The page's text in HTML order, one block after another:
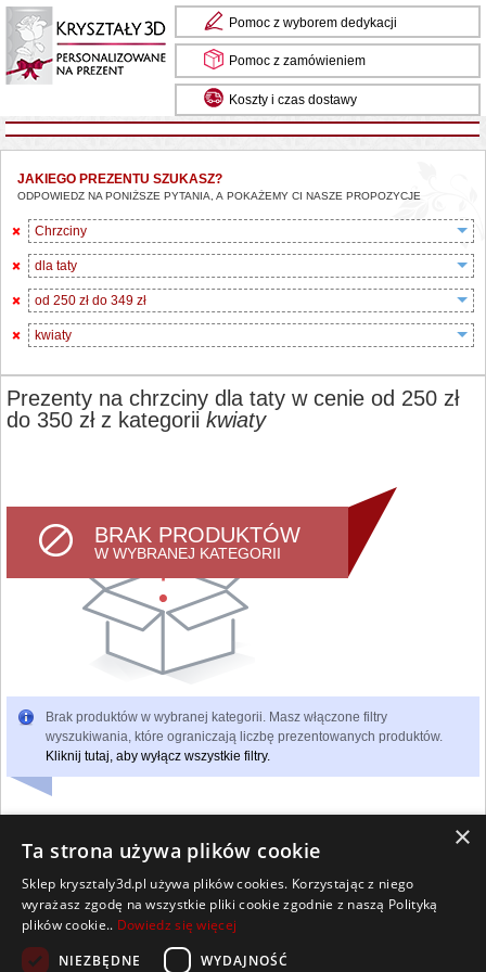
Pomoc z wyborem dedykacji
Pomoc z zamówieniem
Koszty i czas dostawy
JAKIEGO PREZENTU SZUKASZ?
ODPOWIEDZ NA PONIŻSZE PYTANIA, A POKAŻEMY CI NASZE PROPOZYCJE
Chrzciny
dla taty
od 250 zł do 349 zł
kwiaty
Prezenty na chrzciny dla taty w cenie od 250 zł
do 350 zł z kategorii kwiaty
BRAK PRODUKTÓW
W WYBRANEJ KATEGORII
Brak produktów w wybranej kategorii. Masz włączone filtry
wyszukiwania, które ograniczają liczbę prezentowanych produktów.
Kliknij tutaj, aby wyłącz wszystkie filtry.
Wszelkie prawa zastrzeżone
Kontakt Współpraca Regulamin
Pomoc Strona główna
×
Ta strona używa plików cookie
Sklep krysztaly3d.pl używa plików cookies. Korzystając z niego
wyrażasz zgodę na wszystkie pliki cookie zgodnie z naszą Polityką
plików cookie.. Dowiedz się więcej
NIEZBĘDNE
WYDAJNOŚĆ